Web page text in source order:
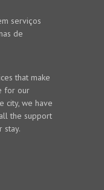
serviços
de
that make
for our
city, we have
the support
stay.